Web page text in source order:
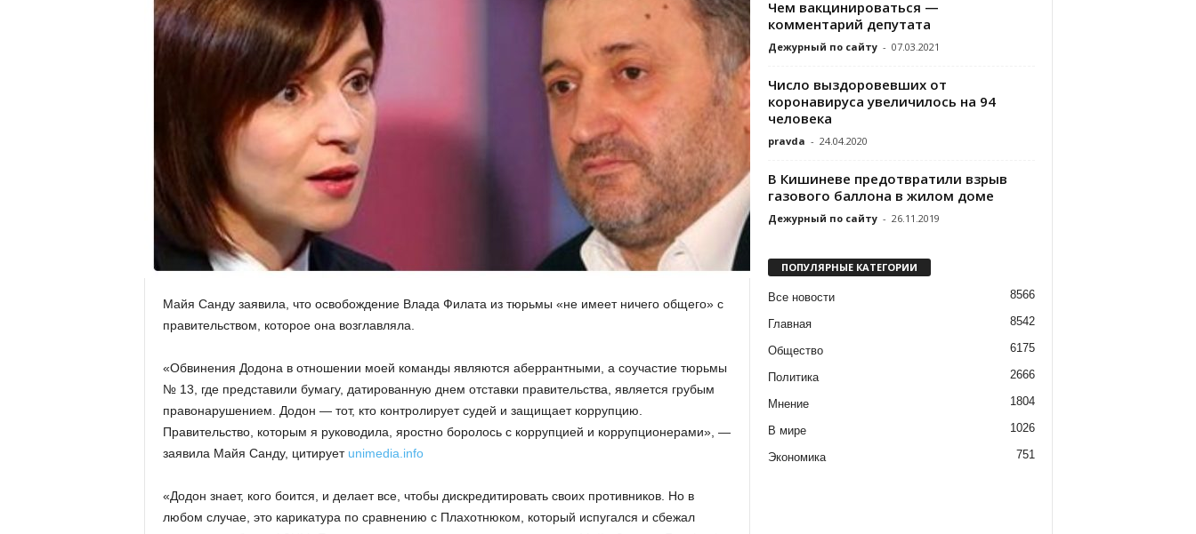
Майя Санду заявила, что освобождение Влада Филата из тюрьмы «не имеет ничего общего» с
правительством, которое она возглавляла.
«Обвинения Додона в отношении моей команды являются аберрантными, а соучастие тюрьмы
№ 13, где представили бумагу, датированную днем отставки правительства, является грубым
правонарушением. Додон — тот, кто контролирует судей и защищает коррупцию.
Правительство, которым я руководила, яростно боролось с коррупцией и коррупционерами», —
заявила Майя Санду, цитирует unimedia.info
«Додон знает, кого боится, и делает все, чтобы дискредитировать своих противников. Но в
любом случае, это карикатура по сравнению с Плахотнюком, который испугался и сбежал
Чем вакцинироваться —
комментарий депутата
Дежурный по сайту - 07.03.2021
Число выздоровевших от
коронавируса увеличилось на 94
человека
pravda - 24.04.2020
В Кишиневе предотвратили взрыв
газового баллона в жилом доме
Дежурный по сайту - 26.11.2019
ПОПУЛЯРНЫЕ КАТЕГОРИИ
Все новости 8566
Главная 8542
Общество 6175
Политика 2666
Мнение 1804
В мире 1026
Экономика 751